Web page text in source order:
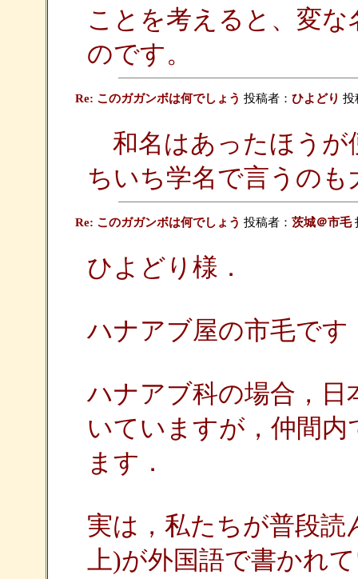
ことを考えると、変
のです。
Re: このガガンボは何でしょう 投稿者： ひよどり 投
和名はあったほうが
ちいち学名で言うの
Re: このガガンボは何でしょう 投稿者： 茨城＠市毛
ひよどり様．
ハナアブ屋の市毛です
ハナアブ科の場合，日
いていますが，仲間
ます．
実は，私たちが普段
上)が外国語で書かれ